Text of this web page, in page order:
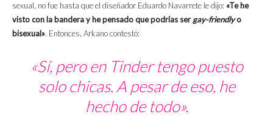
sexual, no fue hasta que el diseñador Eduardo Navarrete le dijo: «Te he
visto con la bandera y he pensado que podrías sergay-friendlyo
bisexual». Entonces, Arkano contestó:
«Sí, pero en Tinder tengo puesto
solo chicas. A pesar de eso, he
hecho de todo».